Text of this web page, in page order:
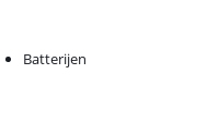
Batterijen